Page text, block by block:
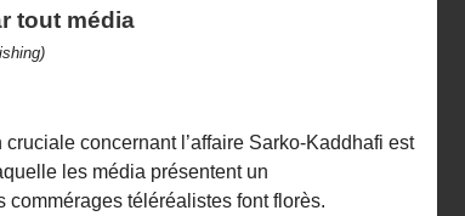
tout média
concernant l’affaire Sarko-Kaddhafi est
les média présentent un
téléréalistes font florès.